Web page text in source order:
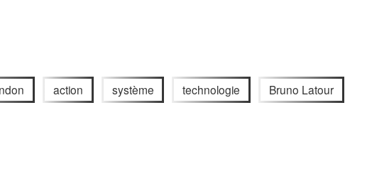
action système technologie Bruno Latour